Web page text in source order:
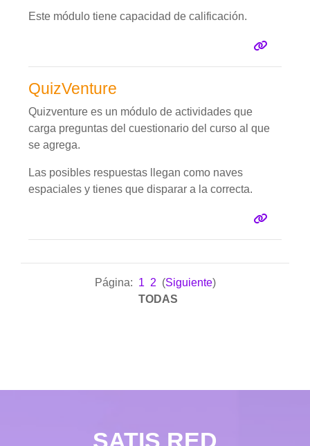
Este módulo tiene capacidad de calificación.
QuizVenture
Quizventure es un módulo de actividades que
carga preguntas del cuestionario del curso al que
se agrega.
Las posibles respuestas llegan como naves
espaciales y tienes que disparar a la correcta.
Página: 1 2 (Siguiente)
TODAS
SATIS RED